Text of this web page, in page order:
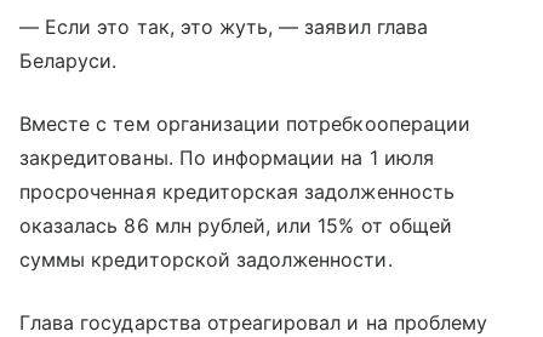
— Если это так, это жуть, — заявил глава
Беларуси.
Вместе с тем организации потребкооперации
закредитованы. По информации на 1 июля
просроченная кредиторская задолженность
оказалась 86 млн рублей, или 15% от общей
суммы кредиторской задолженности.
Глава государства отреагировал и на проблему